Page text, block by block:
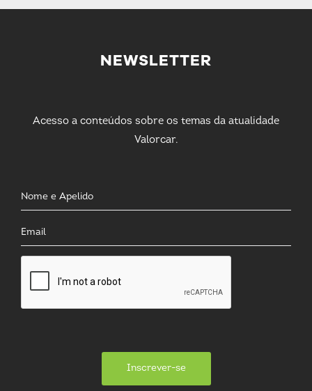
NEWSLETTER
Acesso a conteúdos sobre os temas da atualidade
Valorcar.
Inscrever-se